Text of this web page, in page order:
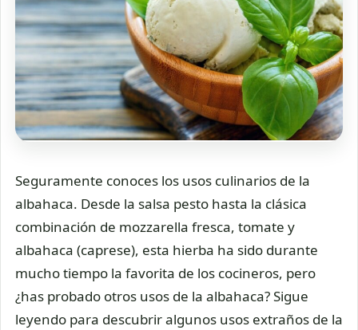
Seguramente conoces los usos culinarios de la
albahaca. Desde la salsa pesto hasta la clásica
combinación de mozzarella fresca, tomate y
albahaca (caprese), esta hierba ha sido durante
mucho tiempo la favorita de los cocineros, pero
¿has probado otros usos de la albahaca? Sigue
leyendo para descubrir algunos usos extraños de la